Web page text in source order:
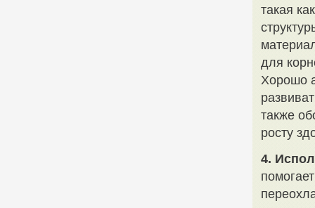
такая
для
Хорошо
также
росту
4.